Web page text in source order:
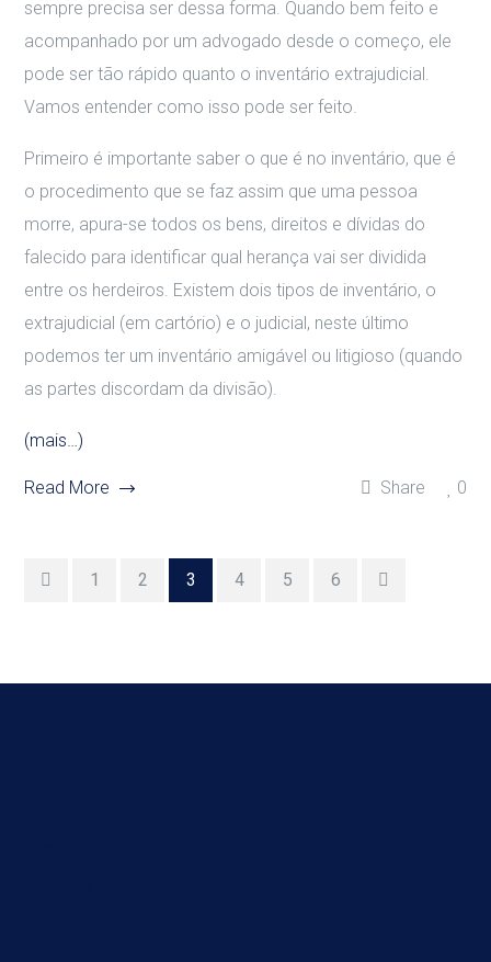
sempre precisa ser dessa forma. Quando bem feito e
acompanhado por um advogado desde o começo, ele
pode ser tão rápido quanto o inventário extrajudicial.
Vamos entender como isso pode ser feito.
Primeiro é importante saber o que é no inventário, que é
o procedimento que se faz assim que uma pessoa
morre, apura-se todos os bens, direitos e dívidas do
falecido para identificar qual herança vai ser dividida
entre os herdeiros. Existem dois tipos de inventário, o
extrajudicial (em cartório) e o judicial, neste último
podemos ter um inventário amigável ou litigioso (quando
as partes discordam da divisão).
(mais…)
Read More Share 0
1 2 3 4 5 6